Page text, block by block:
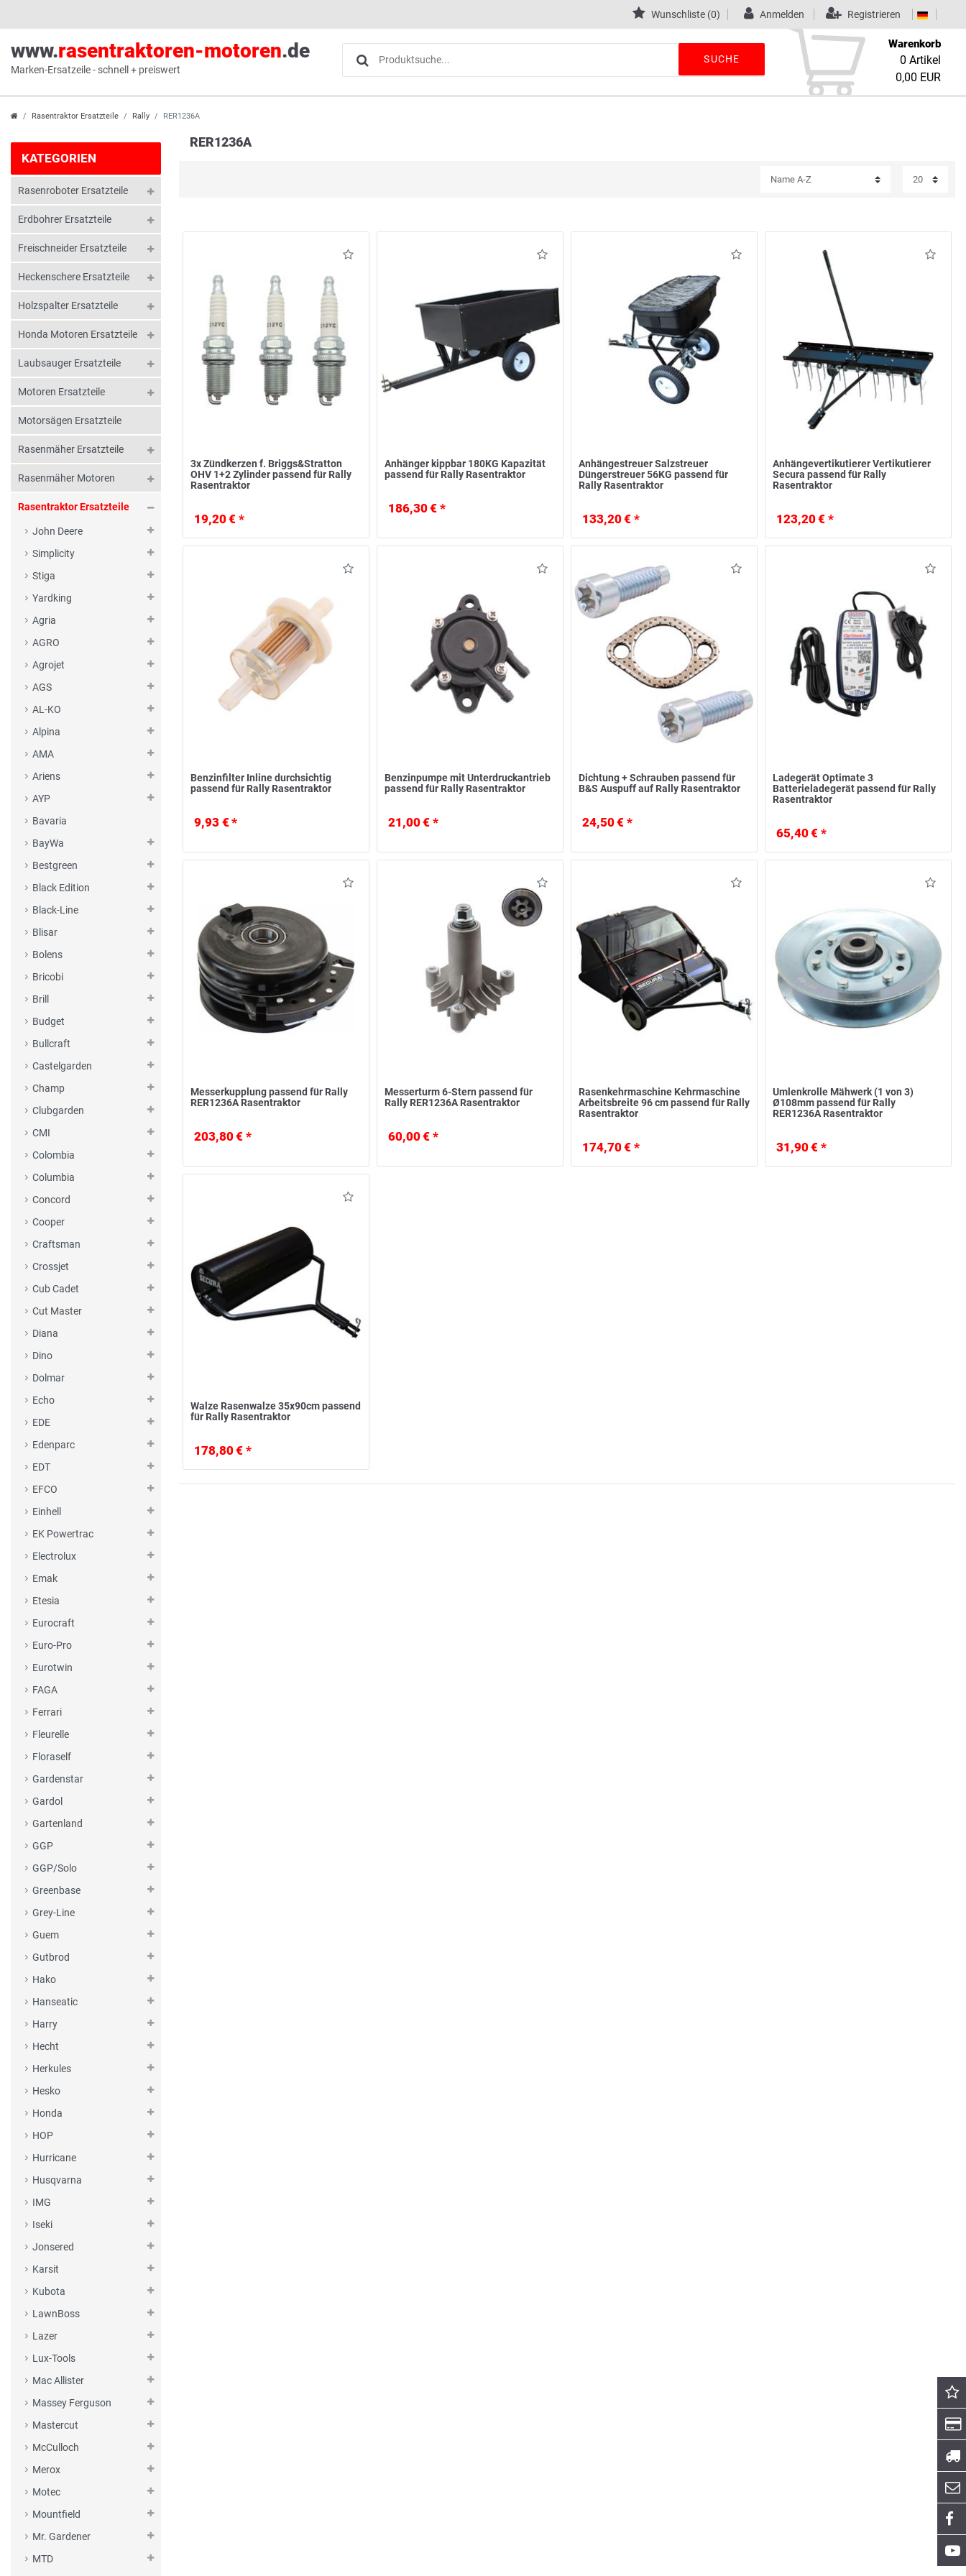
Wunschliste (0) Anmelden Registrieren
www.rasentraktoren-motoren.de
Marken-Ersatzeile - schnell + preiswert
SUCHE
Warenkorb
0 Artikel
0,00 EUR
Rasentraktor Ersatzteile Rally RER1236A
KATEGORIEN
Rasenroboter Ersatzteile
Erdbohrer Ersatzteile
Freischneider Ersatzteile
Heckenschere Ersatzteile
Holzspalter Ersatzteile
Honda Motoren Ersatzteile
Laubsauger Ersatzteile
Motoren Ersatzteile
Motorsägen Ersatzteile
Rasenmäher Ersatzteile
Rasenmäher Motoren
Rasentraktor Ersatzteile
John Deere
Simplicity
Stiga
Yardking
Agria
AGRO
Agrojet
AGS
AL-KO
Alpina
AMA
Ariens
AYP
Bavaria
BayWa
Bestgreen
Black Edition
Black-Line
Blisar
Bolens
Bricobi
Brill
Budget
Bullcraft
Castelgarden
Champ
Clubgarden
CMI
Colombia
Columbia
Concord
Cooper
Craftsman
Crossjet
Cub Cadet
Cut Master
Diana
Dino
Dolmar
Echo
EDE
Edenparc
EDT
EFCO
Einhell
EK Powertrac
Electrolux
Emak
Etesia
Eurocraft
Euro-Pro
Eurotwin
FAGA
Ferrari
Fleurelle
Floraself
Gardenstar
Gardol
Gartenland
GGP
GGP/Solo
Greenbase
Grey-Line
Guem
Gutbrod
Hako
Hanseatic
Harry
Hecht
Herkules
Hesko
Honda
HOP
Hurricane
Husqvarna
IMG
Iseki
Jonsered
Karsit
Kubota
LawnBoss
Lazer
Lux-Tools
Mac Allister
Massey Ferguson
Mastercut
McCulloch
Merox
Motec
Mountfield
Mr. Gardener
MTD
RER1236A
3x Zündkerzen f. Briggs&Stratton
OHV 1+2 Zylinder passend für Rally
Rasentraktor
19,20 € *
Anhänger kippbar 180KG Kapazität
passend für Rally Rasentraktor
186,30 € *
Anhängestreuer Salzstreuer
Düngerstreuer 56KG passend für
Rally Rasentraktor
133,20 € *
Anhängevertikutierer Vertikutierer
Secura passend für Rally
Rasentraktor
123,20 € *
Benzinfilter Inline durchsichtig
passend für Rally Rasentraktor
9,93 € *
Benzinpumpe mit Unterdruckantrieb
passend für Rally Rasentraktor
21,00 € *
Dichtung + Schrauben passend für
B&S Auspuff auf Rally Rasentraktor
24,50 € *
Ladegerät Optimate 3
Batterieladegerät passend für Rally
Rasentraktor
65,40 € *
Messerkupplung passend für Rally
RER1236A Rasentraktor
203,80 € *
Messerturm 6-Stern passend für
Rally RER1236A Rasentraktor
60,00 € *
Rasenkehrmaschine Kehrmaschine
Arbeitsbreite 96 cm passend für Rally
Rasentraktor
174,70 € *
Umlenkrolle Mähwerk (1 von 3)
Ø108mm passend für Rally
RER1236A Rasentraktor
31,90 € *
Walze Rasenwalze 35x90cm passend
für Rally Rasentraktor
178,80 € *